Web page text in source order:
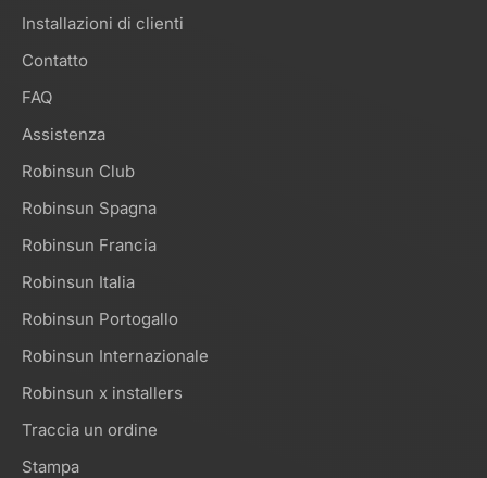
Installazioni di clienti
Contatto
FAQ
Assistenza
Robinsun Club
Robinsun Spagna
Robinsun Francia
Robinsun Italia
Robinsun Portogallo
Robinsun Internazionale
Robinsun x installers
Traccia un ordine
Stampa